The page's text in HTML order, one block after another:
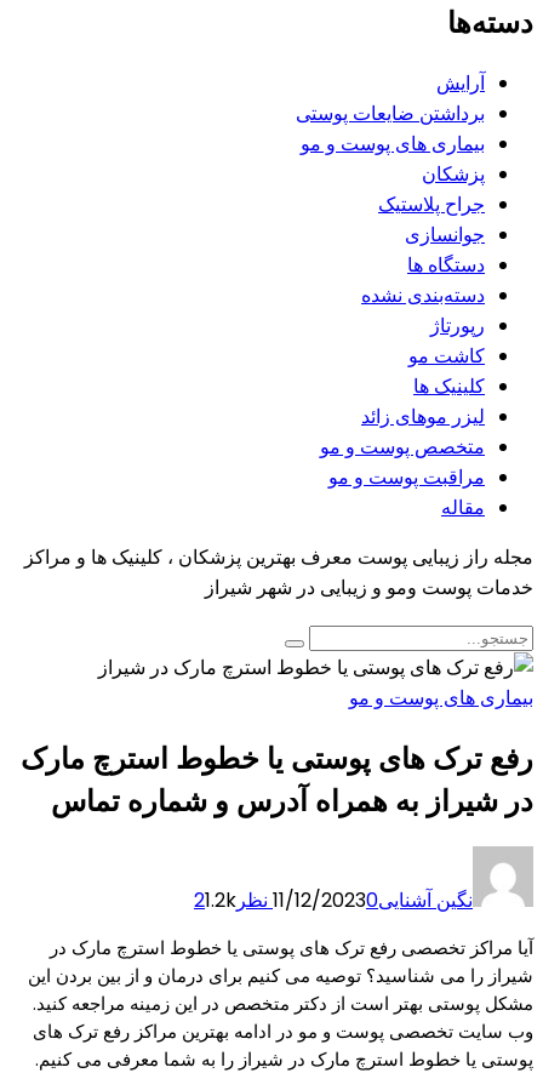
دسته‌ها
آرایش
برداشتن ضایعات پوستی
بیماری های پوست و مو
پزشکان
جراح پلاستیک
جوانسازی
دستگاه ها
دسته‌بندی نشده
رپورتاژ
کاشت مو
کلینیک ها
لیزر موهای زائد
متخصص پوست و مو
مراقبت پوست و مو
مقاله
مجله راز زیبایی پوست معرف بهترین پزشکان ، کلینیک ها و مراکز
خدمات پوست ومو و زیبایی در شهر شیراز
بیماری های پوست و مو
رفع ترک های پوستی یا خطوط استرچ مارک
در شیراز به همراه آدرس و شماره تماس
نگین آشنایی 11/12/20230 نظر 21.2k
آیا مراکز تخصصی رفع ترک های پوستی یا خطوط استرچ مارک در
شیراز را می شناسید؟ توصیه می کنیم برای درمان و از بین بردن این
مشکل پوستی بهتر است از دکتر متخصص در این زمینه مراجعه کنید.
وب سایت تخصصی پوست و مو در ادامه بهترین مراکز رفع ترک های
پوستی یا خطوط استرچ مارک در شیراز را به شما معرفی می کنیم.